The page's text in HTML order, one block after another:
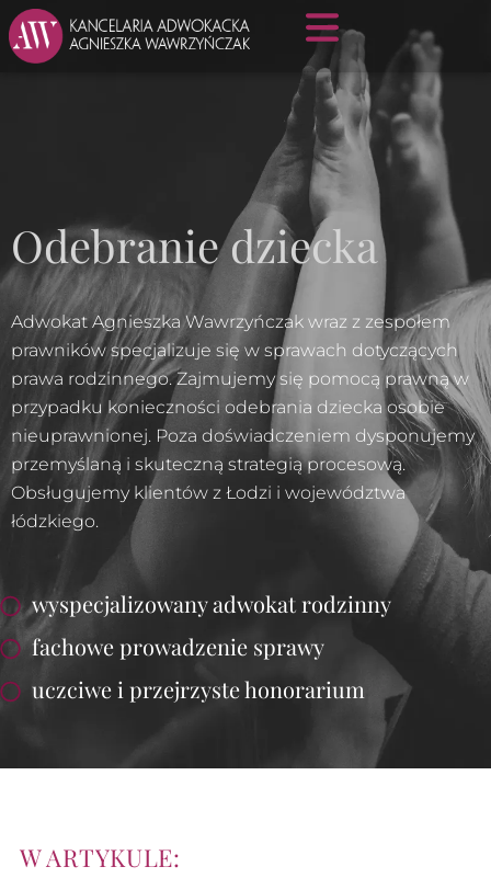
Odebranie dziecka
Adwokat Agnieszka Wawrzyńczak wraz z zespołem
prawników specjalizuje się w sprawach dotyczących
prawa rodzinnego. Zajmujemy się pomocą prawną w
przypadku konieczności odebrania dziecka osobie
nieuprawnionej. Poza doświadczeniem dysponujemy
przemyślaną i skuteczną strategią procesową.
Obsługujemy klientów z Łodzi i województwa
łódzkiego.
wyspecjalizowany adwokat rodzinny
fachowe prowadzenie sprawy
uczciwe i przejrzyste honorarium​
W ARTYKULE: